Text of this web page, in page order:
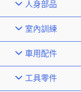
人身部品
室內訓練
車用配件
工具零件